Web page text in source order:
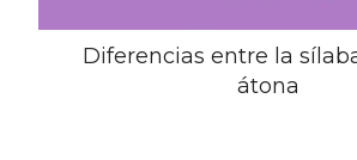
Diferencias entre la
átona